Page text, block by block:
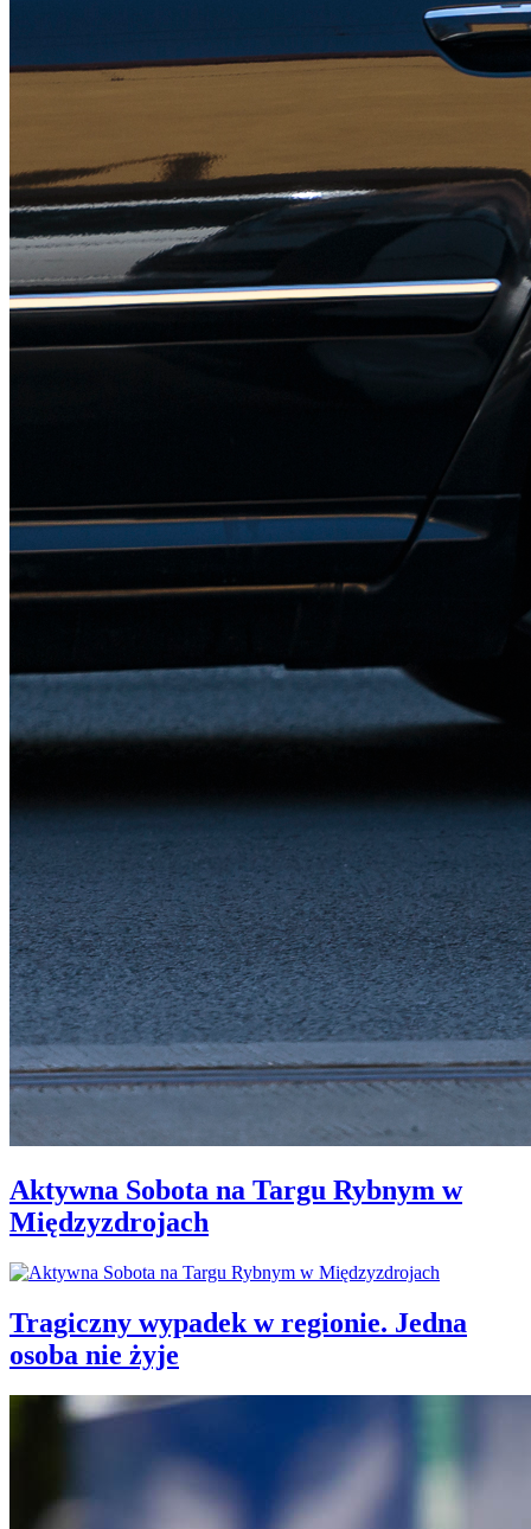
Aktywna Sobota na Targu Rybnym w
Międzyzdrojach
Tragiczny wypadek w regionie. Jedna
osoba nie żyje